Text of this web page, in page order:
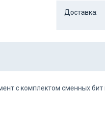
Доставка:
с комплектом сменных